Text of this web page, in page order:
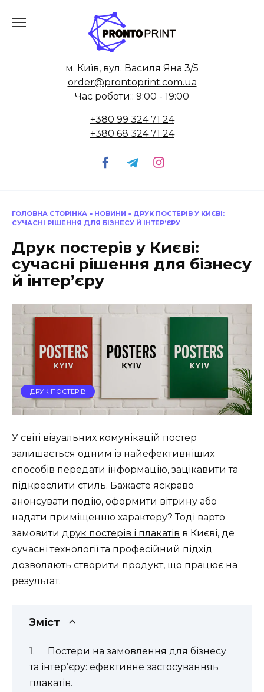
м. Київ, вул. Василя Яна 3/5
order@prontoprint.com.ua
Час роботи:: 9:00 - 19:00
+380 99 324 71 24
+380 68 324 71 24
ГОЛОВНА СТОРІНКА » НОВИНИ » ДРУК ПОСТЕРІВ У КИЄВІ:
СУЧАСНІ РІШЕННЯ ДЛЯ БІЗНЕСУ Й ІНТЕР’ЄРУ
Друк постерів у Києві:
сучасні рішення для бізнесу
й інтер’єру
ДРУК ПОСТЕРІВ
У світі візуальних комунікацій постер
залишається одним із найефективніших
способів передати інформацію, зацікавити та
підкреслити стиль. Бажаєте яскраво
анонсувати подію, оформити вітрину або
надати приміщенню характеру? Тоді варто
замовити друк постерів і плакатів в Києві, де
сучасні технології та професійний підхід
дозволяють створити продукт, що працює на
результат.
Зміст
Постери на замовлення для бізнесу
та інтер’єру: ефективне застосуванняь
плакатів.